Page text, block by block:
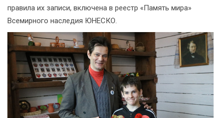
правила их записи, включена в реестр «Память мира»
Всемирного наследия ЮНЕСКО.